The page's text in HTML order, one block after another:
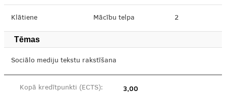
Klātiene Mācību telpa 2
Tēmas
Sociālo mediju tekstu rakstīšana
Kopā kredītpunkti (ECTS): 3,00